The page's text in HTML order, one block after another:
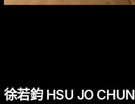
徐若鈞 HSU JO CHUN